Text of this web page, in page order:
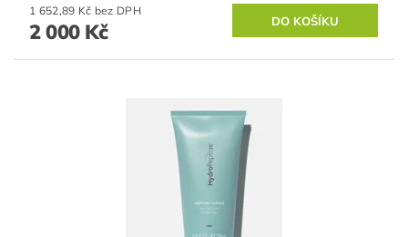
1 652,89 Kč bez DPH
2 000 Kč